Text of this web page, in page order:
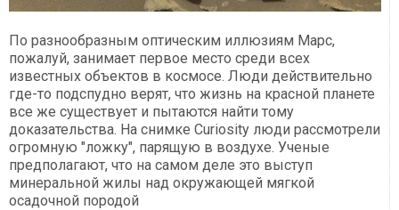
По разнообразным оптическим иллюзиям Марс,
пожалуй, занимает первое место среди всех
известных объектов в космосе. Люди действительно
где-то подспудно верят, что жизнь на красной планете
все же существует и пытаются найти тому
доказательства. На снимке Curiosity люди рассмотрели
огромную "ложку", парящую в воздухе. Ученые
предполагают, что на самом деле это выступ
минеральной жилы над окружающей мягкой
осадочной породой